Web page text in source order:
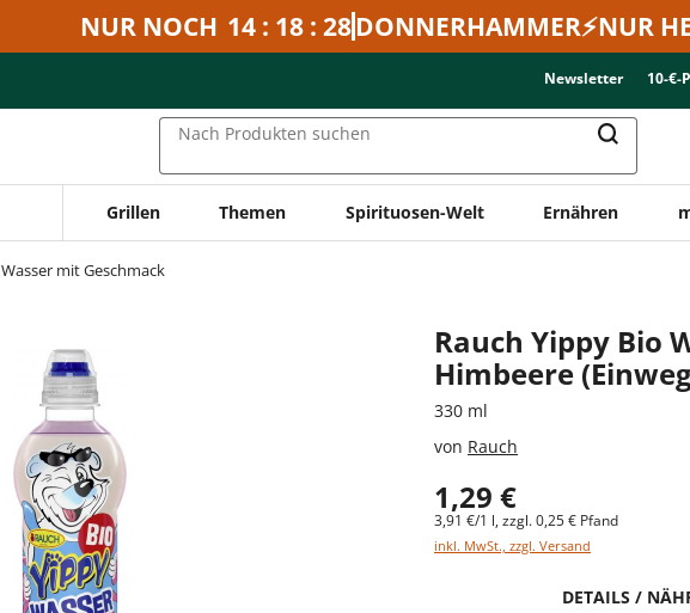
NUR NOCH 14 : 18 : 28DONNERHAMMER⚡NUR
Newsletter 10-€-
Nach Produkten suchen
Grillen Themen Spirituosen-Welt Ernähren
Wasser mit Geschmack
Rauch Yippy Bio
Himbeere
330 ml
von Rauch
1,29 €
3,91 €/1 l, zzgl. 0,25 € Pfand
inkl. MwSt., zzgl. Versand
DETAILS /